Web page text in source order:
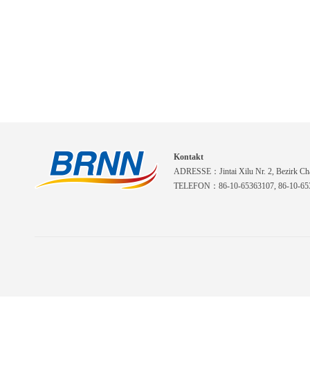
Kontakt
ADRESSE：Jintai Xilu Nr. 2, Bezirk
TELEFON：86-10-65363107, 86-10-